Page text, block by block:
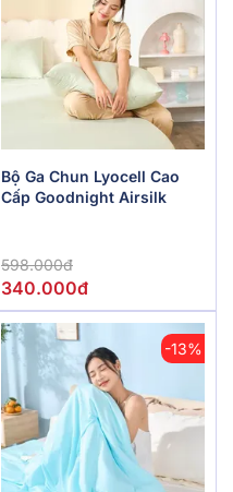
Bộ Ga Chun Lyocell Cao
Cấp Goodnight Airsilk
598.000đ
340.000đ
-13%